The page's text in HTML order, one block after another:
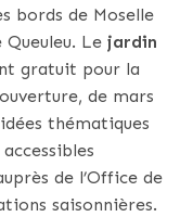
bords de Moselle
Queuleu. Lejardin
gratuit pour la
de mars
thématiques
de l’Office de
saisonnières.